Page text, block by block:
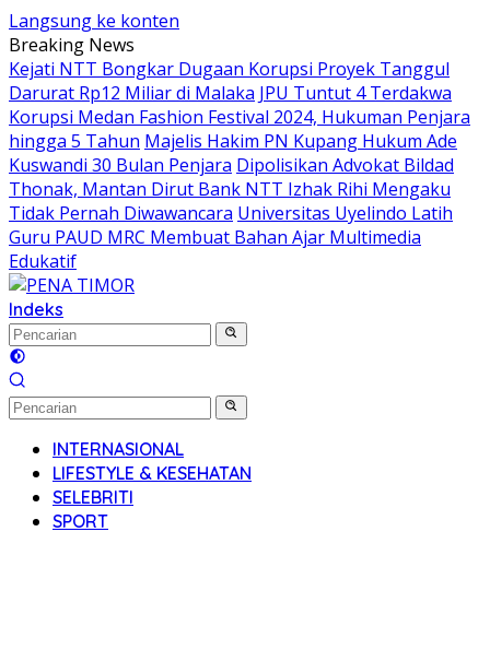
Langsung ke konten
Breaking News
Kejati NTT Bongkar Dugaan Korupsi Proyek Tanggul
Darurat Rp12 Miliar di Malaka JPU Tuntut 4 Terdakwa
Korupsi Medan Fashion Festival 2024, Hukuman Penjara
hingga 5 Tahun Majelis Hakim PN Kupang Hukum Ade
Kuswandi 30 Bulan Penjara Dipolisikan Advokat Bildad
Thonak, Mantan Dirut Bank NTT Izhak Rihi Mengaku
Tidak Pernah Diwawancara Universitas Uyelindo Latih
Guru PAUD MRC Membuat Bahan Ajar Multimedia
Edukatif
Indeks
INTERNASIONAL
LIFESTYLE & KESEHATAN
SELEBRITI
SPORT